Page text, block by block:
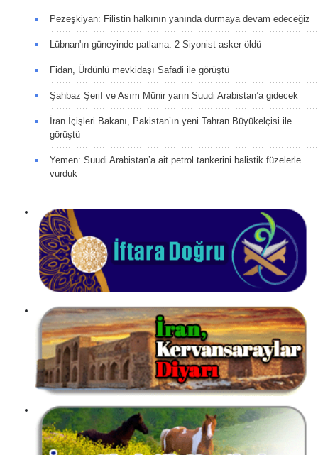
Pezeşkiyan: Filistin halkının yanında durmaya devam edeceğiz
Lübnan'ın güneyinde patlama: 2 Siyonist asker öldü
Fidan, Ürdünlü mevkidaşı Safadi ile görüştü
Şahbaz Şerif ve Asım Münir yarın Suudi Arabistan’a gidecek
İran İçişleri Bakanı, Pakistan’ın yeni Tahran Büyükelçisi ile
görüştü
Yemen: Suudi Arabistan’a ait petrol tankerini balistik füzelerle
vurduk